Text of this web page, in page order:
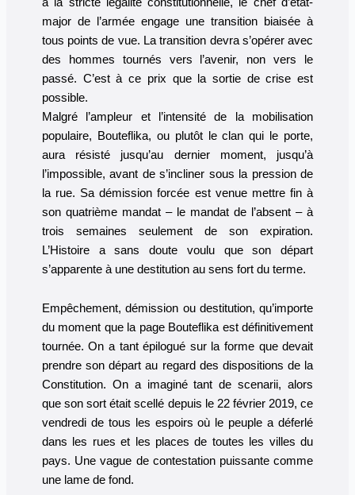
major de l’armée engage une transition biaisée à
tous points de vue. La transition devra s’opérer avec
des hommes tournés vers l’avenir, non vers le
passé. C’est à ce prix que la sortie de crise est
possible.
Malgré l’ampleur et l’intensité de la mobilisation
populaire, Bouteflika, ou plutôt le clan qui le porte,
aura résisté jusqu’au dernier moment, jusqu’à
l’impossible, avant de s’incliner sous la pression de
la rue. Sa démission forcée est venue mettre fin à
son quatrième mandat – le mandat de l’absent – à
trois semaines seulement de son expiration.
L’Histoire a sans doute voulu que son départ
s’apparente à une destitution au sens fort du terme.
Empêchement, démission ou destitution, qu’importe
du moment que la page Bouteflika est définitivement
tournée. On a tant épilogué sur la forme que devait
prendre son départ au regard des dispositions de la
Constitution. On a imaginé tant de scenarii, alors
que son sort était scellé depuis le 22 février 2019, ce
vendredi de tous les espoirs où le peuple a déferlé
dans les rues et les places de toutes les villes du
pays. Une vague de contestation puissante comme
une lame de fond.